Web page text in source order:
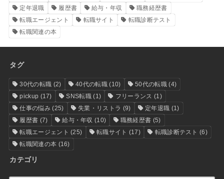
定年退職
履歴書 給与・年収
職務経歴書
転職エージェント
転職サイト
転職診断テスト
転職関連の本
タグ
30代の転職 (2) 40代の転職(10) 50代の転職(4)
pickup (17) SNS転職(1) フリーランス (1)
仕事の悩み(25) 失業・リストラ (9) 定年退職 (1)
履歴書 (7) 給与・年収 (10) 職務経歴書 (5)
転職エージェント (25) 転職サイト (17) 転職診断テスト (6)
転職関連の本 (16)
カテゴリ